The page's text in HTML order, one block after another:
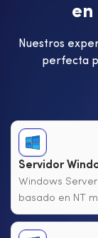
en
Nuestros
perfecta
Servidor
Windows
basado en NT